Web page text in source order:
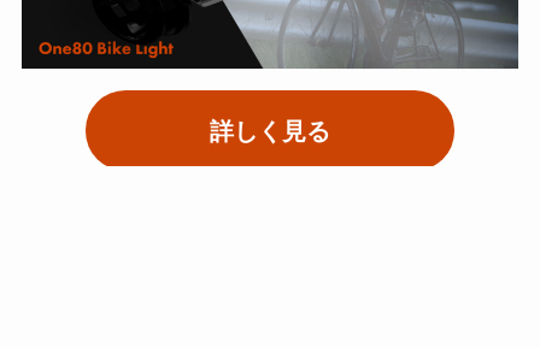
詳しく見る